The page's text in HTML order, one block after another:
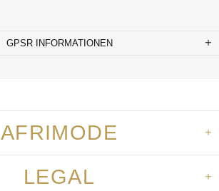
GPSR INFORMATIONEN
AFRIMODE
LEGAL